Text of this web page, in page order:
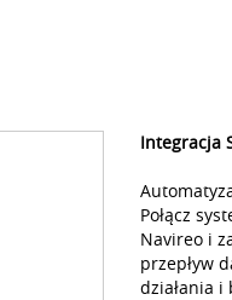
Integracja
Połącz
Navireo i
przepływ
działania i